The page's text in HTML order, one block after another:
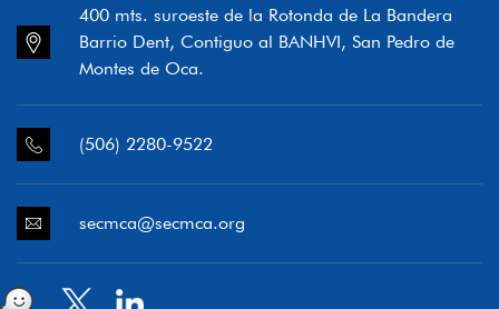
400 mts. suroeste de la Rotonda de La Bandera
Barrio Dent, Contiguo al BANHVI, San Pedro de
Montes de Oca.
(506) 2280-9522
secmca@secmca.org